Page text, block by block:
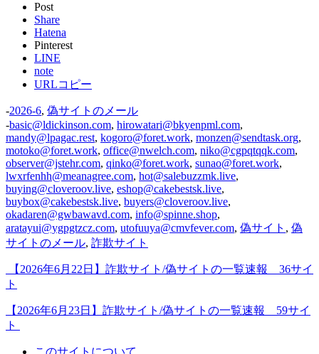
Post
Share
Hatena
Pinterest
LINE
note
URLコピー
-2026-6, 偽サイトのメール
-basic@ldickinson.com, hirowatari@bkyenpml.com,
mandy@lpagac.rest, kogoro@foret.work, monzen@sendtask.org,
motoko@foret.work, office@nwelch.com, niko@cgpqtqqk.com,
observer@jstehr.com, qinko@foret.work, sunao@foret.work,
lwxrfenhh@meanagree.com, hot@salebuzzmk.live,
buying@cloveroov.live, eshop@cakebestsk.live,
buybox@cakebestsk.live, buyers@cloveroov.live,
okadaren@gwbawavd.com, info@spinne.shop,
aratayui@ygpgtzcz.com, utofuuya@cmvfever.com, 偽サイト , 偽
サイトのメール, 詐欺サイト
【2026年6月22日】詐欺サイト/偽サイトの一覧速報 36サイ
ト
【2026年6月23日】詐欺サイト/偽サイトの一覧速報 59サイ
ト